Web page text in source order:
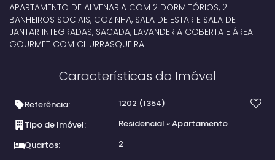
APARTAMENTO DE ALVENARIA COM 2 DORMITÓRIOS, 2
BANHEIROS SOCIAIS, COZINHA, SALA DE ESTAR E SALA DE
JANTAR INTEGRADAS, SACADA, LAVANDERIA COBERTA E ÁREA
GOURMET COM CHURRASQUEIRA.
Características do Imóvel
Referência: 1202 (1354)
Tipo de Imóvel:
Residencial »Apartamento
Quartos:
2